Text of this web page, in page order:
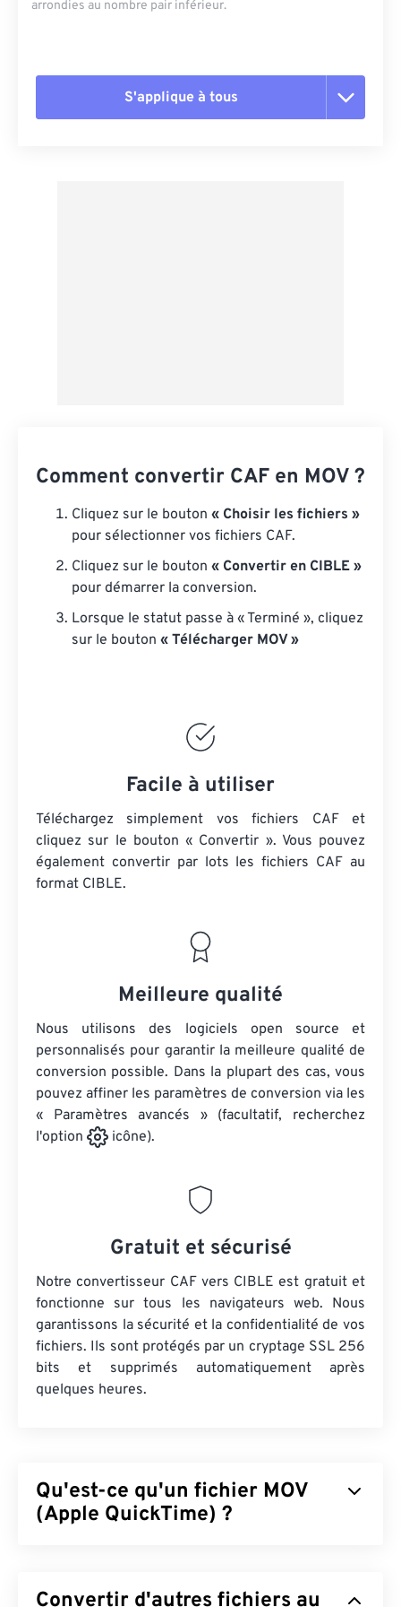
arrondies au nombre pair inférieur.
S'applique à tous
Comment convertir CAF en MOV ?
Cliquez sur le bouton « Choisir les fichiers »
pour sélectionner vos fichiers CAF.
Cliquez sur le bouton « Convertir en CIBLE »
pour démarrer la conversion.
Lorsque le statut passe à « Terminé », cliquez
sur le bouton « Télécharger MOV »
Facile à utiliser
Téléchargez simplement vos fichiers CAF et
cliquez sur le bouton « Convertir ». Vous pouvez
également convertir par lots les fichiers CAF au
format CIBLE.
Meilleure qualité
Nous utilisons des logiciels open source et
personnalisés pour garantir la meilleure qualité de
conversion possible. Dans la plupart des cas, vous
pouvez affiner les paramètres de conversion via les
« Paramètres avancés » (facultatif, recherchez
l'option
icône).
Gratuit et sécurisé
Notre convertisseur CAF vers CIBLE est gratuit et
fonctionne sur tous les navigateurs web. Nous
garantissons la sécurité et la confidentialité de vos
fichiers. Ils sont protégés par un cryptage SSL 256
bits et supprimés automatiquement après
quelques heures.
Qu'est-ce qu'un fichier MOV
(Apple QuickTime) ?
notamment3D etde réalité virtuelle (RV). Il est
Convertir d'autres fichiers au